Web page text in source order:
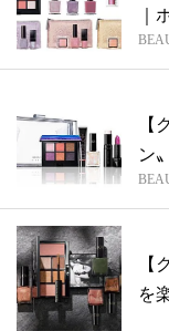
｜
【
ン
【
を